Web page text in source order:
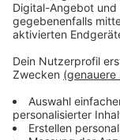
Lifestyle